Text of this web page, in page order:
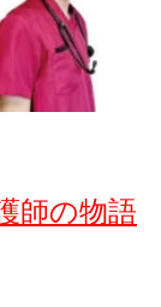
師の物語